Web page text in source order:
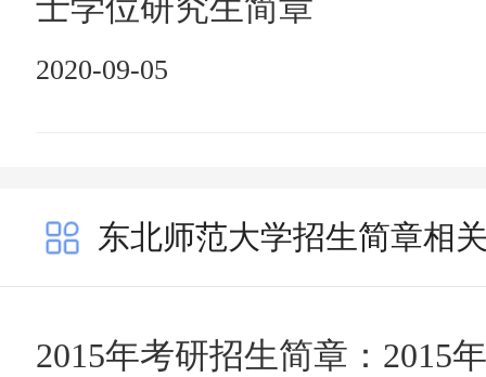
2020-09-05
东北师范大学招生简章相
2015年考研招生简章：2015